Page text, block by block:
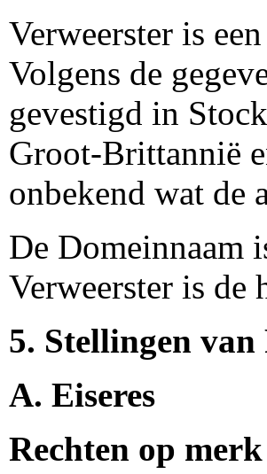
Verweerster is
Volgens de
gevestigd in
Groot-Brittannië
onbekend wat de
De Domeinnaam
Verweerster is de
5. Stellingen
A. Eiseres
Rechten op